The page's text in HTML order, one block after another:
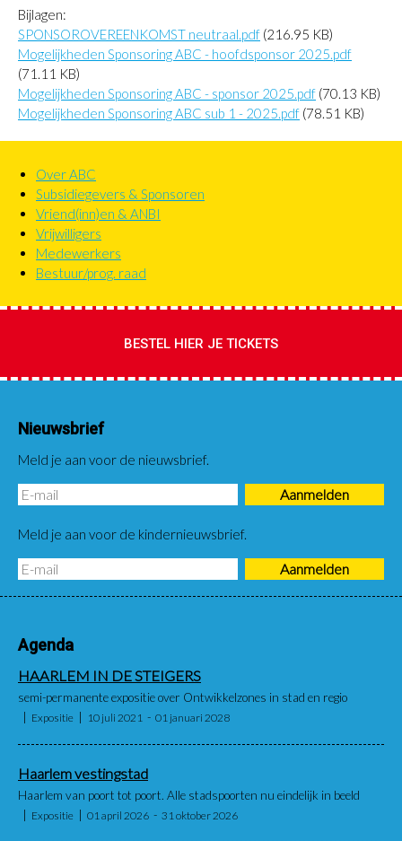
Bijlagen:
SPONSOROVEREENKOMST neutraal.pdf (216.95 KB)
Mogelijkheden Sponsoring ABC - hoofdsponsor 2025.pdf
(71.11 KB)
Mogelijkheden Sponsoring ABC - sponsor 2025.pdf (70.13 KB)
Mogelijkheden Sponsoring ABC sub 1 - 2025.pdf (78.51 KB)
Primaire
links
2&3
Over ABC
Subsidiegevers & Sponsoren
Vriend(inn)en & ANBI
Vrijwilligers
Medewerkers
Bestuur/prog. raad
BESTEL HIER JE TICKETS
Nieuwsbrief
Meld je aan voor de nieuwsbrief.
Meld je aan voor de kindernieuwsbrief.
Agenda
HAARLEM IN DE STEIGERS
semi-permanente expositie over Ontwikkelzones in stad en regio
Expositie 10 juli 2021 01 januari 2028
Haarlem vestingstad
Haarlem van poort tot poort. Alle stadspoorten nu eindelijk in beeld
Expositie 01 april 2026 31 oktober 2026